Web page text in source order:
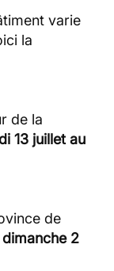
varie
la
de la
13 juillet au
de
dimanche 2